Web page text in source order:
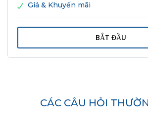
Giá & Khuyến mãi
CÁC CÂU HỎI